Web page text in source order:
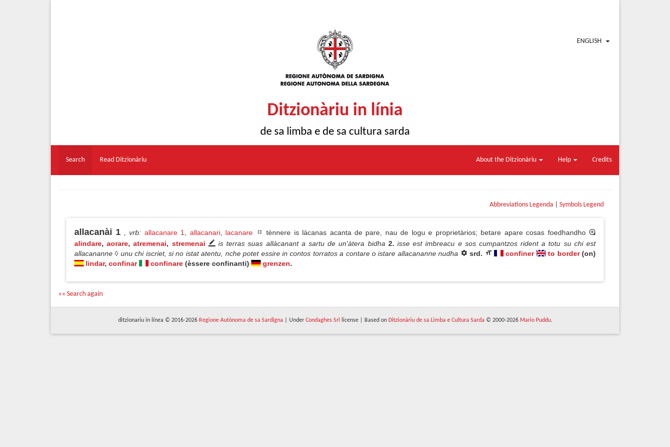
ENGLISH
Ditzionàriu in línia
de sa limba e de sa cultura sarda
Search Read Ditzionàriu About the Ditzionàriu Help Credits
Abbreviations Legenda Symbols Legend
allacanài 1 , vrb: allacanare 1 allacanari, lacanare
tènnere is làcanas acanta de pare, nau de logu e proprietàrios; betare apare cosas foedhandho
alindare,aorare,atremenai, stremenai is terras suas allàcanant a sartu de un'àtera bidha 2. isse est imbreacu e sos cumpantzos rident a totu su chi est
allacananne ◊ unu chi iscriet, si no istat atentu, nche potet essire in contos torratos a contare o istare allacananne nudha
srd. confiner to border(on)
lindar, confinar confinare (èssere confinanti) grenzen.
«« Search again
ditzionariu in línea © 2016-2026 Regione Autònoma de sa Sardigna | Under Condaghes Srl license | Based on Ditzionàriu de sa Limba e Cultura Sarda © 2000-2026 Mario Puddu.